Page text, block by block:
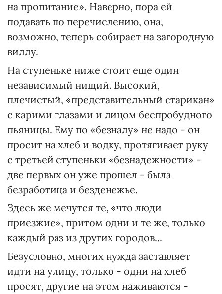
на пропитание». Наверно, пора ей
подавать по перечислению, она,
возможно, теперь собирает на загородную
виллу.
На ступеньке ниже стоит еще один
независимый нищий. Высокий,
плечистый, «представительный старикан»
с карими глазами и лицом беспробудного
пьяницы. Ему по «безналу» не надо - он
просит на хлеб и водку, протягивает руку
с третьей ступеньки «безнадежности» -
две первых он уже прошел - была
безработица и безденежье.
Здесь же мечутся те, «что люди
приезжие», притом одни и те же, только
каждый раз из других городов...
Безусловно, многих нужда заставляет
идти на улицу, только - одни на хлеб
просят, другие на этом наживаются -